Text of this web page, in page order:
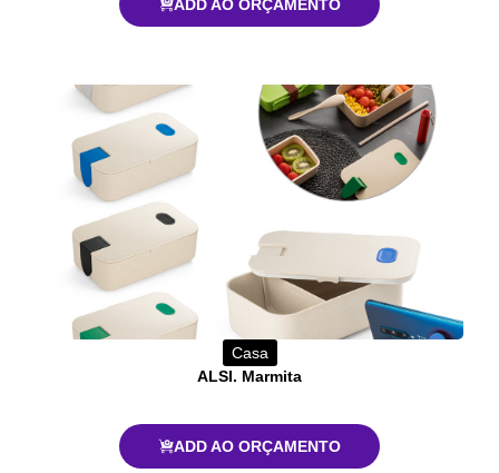
ADD AO ORÇAMENTO
Casa
ALSI. Marmita
ADD AO ORÇAMENTO